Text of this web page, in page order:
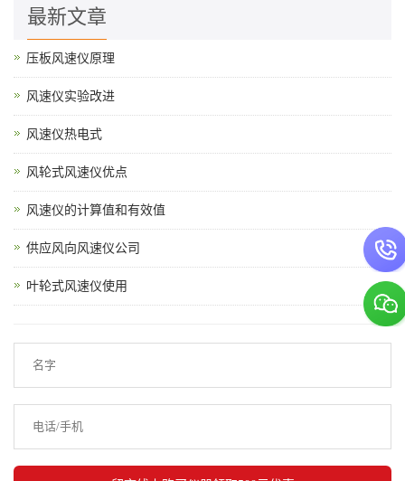
最新文章
压板风速仪原理
风速仪实验改进
风速仪热电式
风轮式风速仪优点
风速仪的计算值和有效值
供应风向风速仪公司
叶轮式风速仪使用